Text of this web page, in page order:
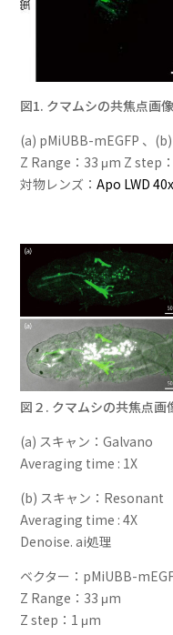
図1. クマムシの共焦点画像
(a) pMiUBB-mEGFP 、
Z Range：33 μm Z step
対物レンズ：Apo LWD
図２. クマムシの共焦点
(a) スキャン：Galvano
Averaging time : 1X
(b) スキャン：Resonant
Averaging time : 4X
Denoise. ai処理
ベクター：pMiUBB-
Z Range：33 μm
Z step：1 μm